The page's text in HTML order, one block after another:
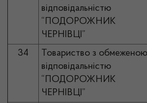
відповідальністю
“ПОДОРОЖНИК
ЧЕРНІВЦІ”
34
Товариство з обмеженою
відповідальністю
“ПОДОРОЖНИК
ЧЕРНІВЦІ”